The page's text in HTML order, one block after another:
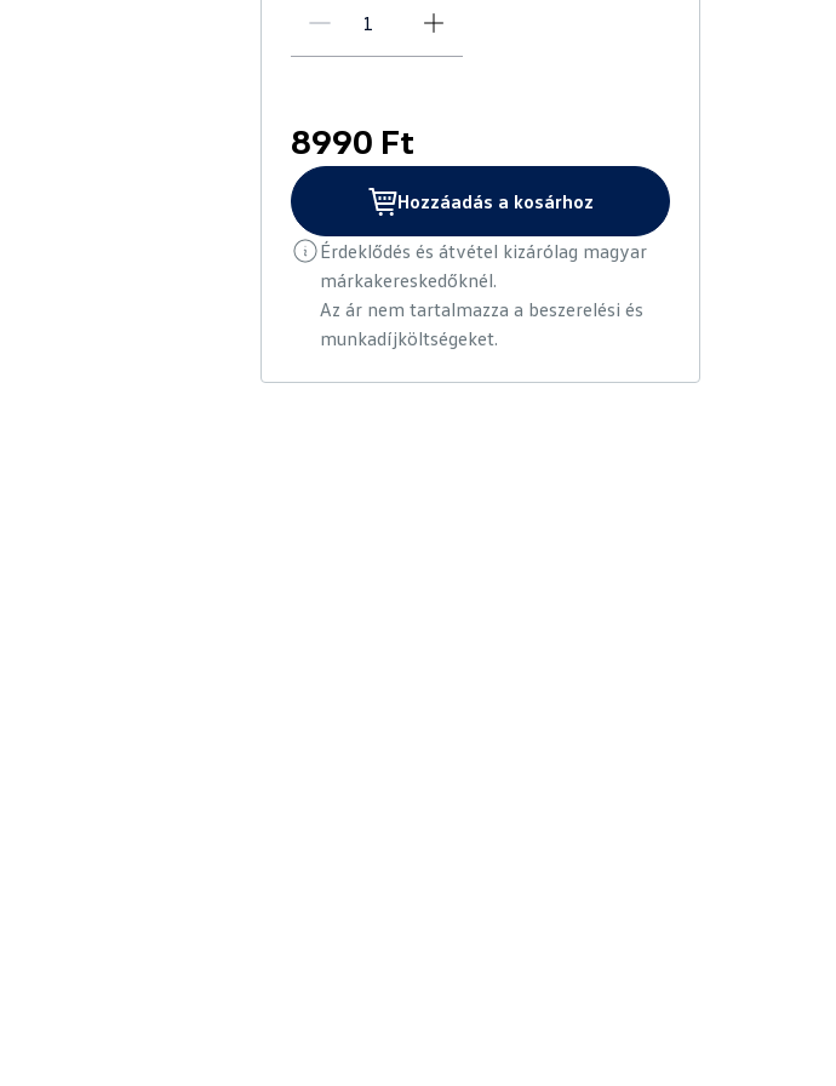
8990 Ft
Hozzáadás a kosárhoz
Érdeklődés és átvétel kizárólag magyar
márkakereskedőknél.
Az ár nem tartalmazza a beszerelési és
munkadíjköltségeket.